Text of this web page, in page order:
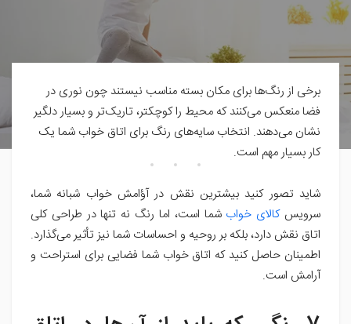
برخی از رنگ‌ها برای مکان بسته مناسب نیستند چون نوری در
فضا منعکس می‌کنند که محیط را کوچکتر، تاریک‌تر و بسیار دلگیر
نشان می‌دهند. انتخاب سایه‌های رنگ برای اتاق خواب شما یک
کار بسیار مهم است.
شاید تصور کنید بیشترین نقش در آؤامش خواب شبانه شما،
سرویسکالای خواب شما است، اما رنگ نه تنها در طراحی کلی
اتاق نقش دارد، بلکه بر روحیه و احساسات شما نیز تأثیر می‌گذارد.
اطمینان حاصل کنید که اتاق خواب شما فضایی برای استراحت و
آرامش است.